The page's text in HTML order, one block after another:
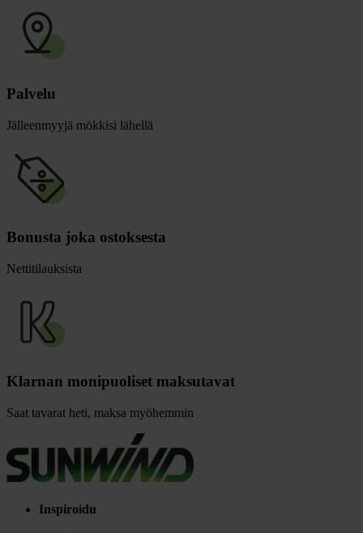
Palvelu
Jälleenmyyjä mökkisi lähellä
Bonusta joka ostoksesta
Nettitilauksista
Klarnan monipuoliset maksutavat
Saat tavarat heti, maksa myöhemmin
Inspiroidu